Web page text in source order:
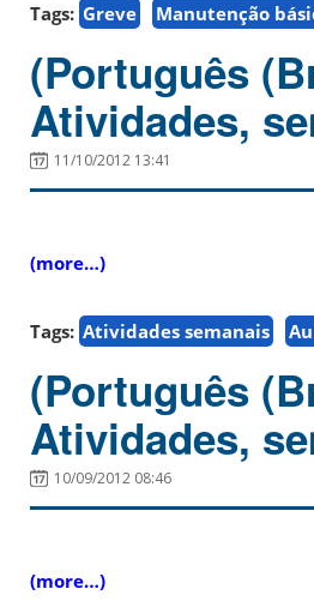
Tags: Greve Manutenção
(Português
Atividades,
11/10/2012 13:41
(more…)
Tags: Atividades semanais
(Português
Atividades,
10/09/2012 08:46
(more…)